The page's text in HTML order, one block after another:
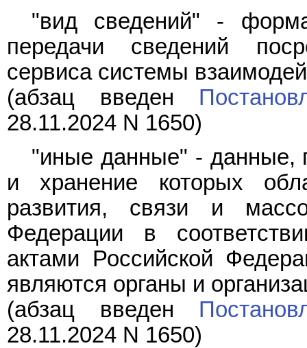
"вид сведений" -
передачи сведений
сервиса системы
(абзац введен
28.11.2024 N 1650)
"иные данные" - данные,
и хранение которых
развития, связи и
Федерации в
актами Российской
являются органы и
(абзац введен
28.11.2024 N 1650)